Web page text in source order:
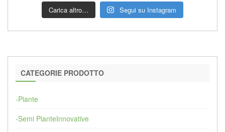
Carica altro… Segui su Instagram
CATEGORIE PRODOTTO
-Piante
-Semi PianteInnovative